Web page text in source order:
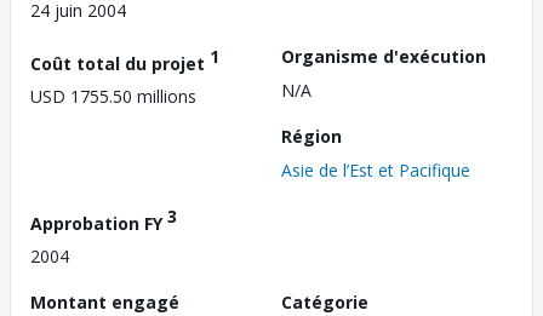
24 juin 2004
Coût total du projet 1
USD 1755.50 millions
Organisme d'exécution
N/A
Région
Asie de l’Est et Pacifique
Approbation FY3
2004
Montant engagé
Catégorie